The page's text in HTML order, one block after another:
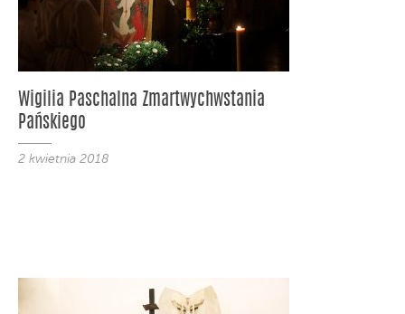
Wigilia Paschalna Zmartwychwstania
Pańskiego
2 kwietnia 2018